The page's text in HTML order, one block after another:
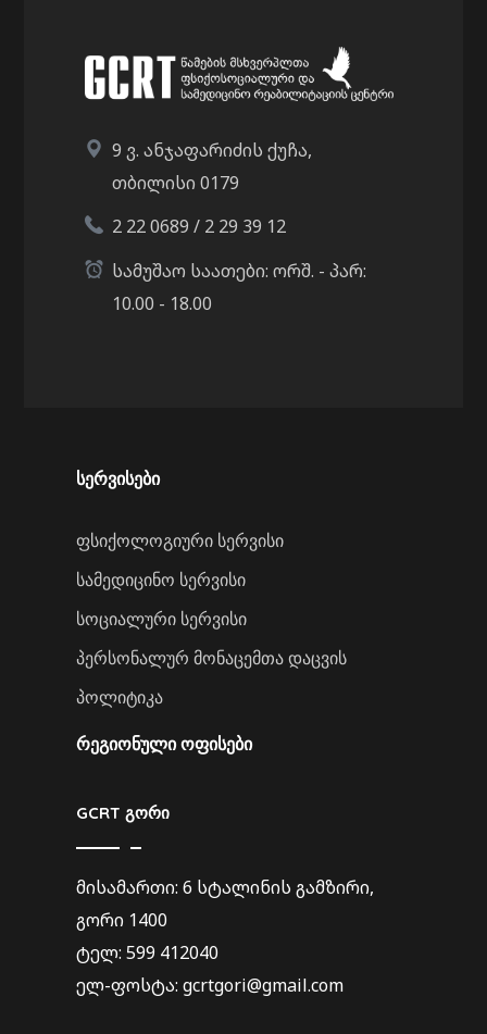
9 ვ. ანჯაფარიძის ქუჩა,
თბილისი 0179
2 22 0689 / 2 29 39 12
სამუშაო საათები: ორშ. - პარ:
10.00 - 18.00
სერვისები
ფსიქოლოგიური სერვისი
სამედიცინო სერვისი
სოციალური სერვისი
პერსონალურ მონაცემთა დაცვის
პოლიტიკა
ᲠᲔᲒᲘᲝᲜᲣᲚᲘ ᲝᲤᲘᲡᲔᲑᲘ
GCRT გორი
მისამართი: 6 სტალინის გამზირი,
გორი 1400
ტელ: 599 412040
ელ-ფოსტა: gcrtgori@gmail.com